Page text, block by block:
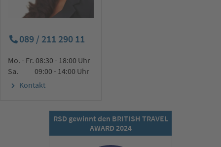
089 / 211 290 11
Mo. - Fr. 08:30 - 18:00 Uhr
Sa. 09:00 - 14:00 Uhr
Kontakt
RSD gewinnt den BRITISH TRAVEL
AWARD 2024